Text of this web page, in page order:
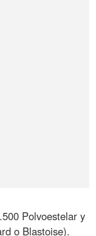
Polvoestelar y
o Blastoise).